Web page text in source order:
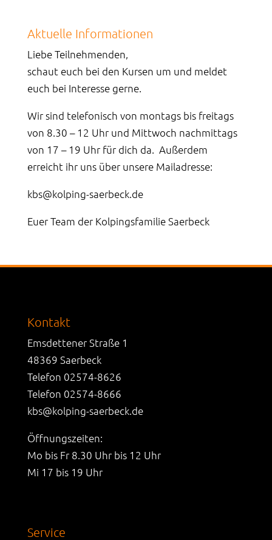
Aktuelle Informationen
Liebe Teilnehmenden,
schaut euch bei den Kursen um und meldet
euch bei Interesse gerne.
Wir sind telefonisch von montags bis freitags
von 8.30 – 12 Uhr und Mittwoch nachmittags
von 17 – 19 Uhr für dich da. Außerdem
erreicht ihr uns über unsere Mailadresse:
kbs@kolping-saerbeck.de
Euer Team der Kolpingsfamilie Saerbeck
Kontakt
Emsdettener Straße 1
48369 Saerbeck
Telefon 02574-8626
Telefon 02574-8666
kbs@kolping-saerbeck.de
Öffnungszeiten:
Mo bis Fr 8.30 Uhr bis 12 Uhr
Mi 17 bis 19 Uhr
Service